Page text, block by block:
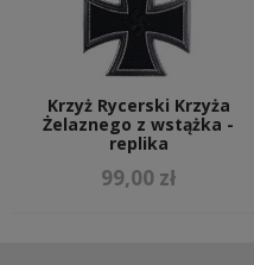
Krzyż Rycerski Krzyża
Żelaznego z wstążka -
replika
99,00 zł